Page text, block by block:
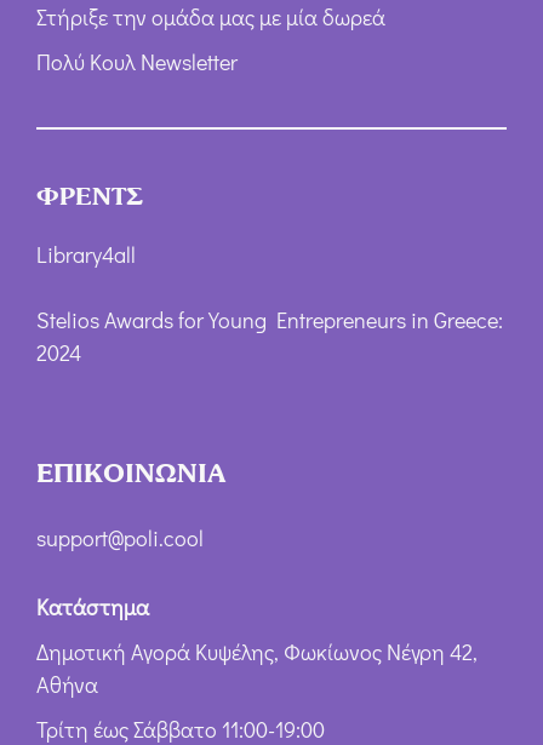
Στήριξε την ομάδα μας με μία δωρεά
Πολύ Κουλ Newsletter
ΦΡΕΝΤΣ
Library4all
Stelios Awards for Young Entrepreneurs in Greece:
2024
ΕΠΙΚΟΙΝΩΝΙΑ
support@poli.cool
Κατάστημα
Δημοτική Αγορά Κυψέλης, Φωκίωνος Νέγρη 42,
Αθήνα
Τρίτη έως Σάββατο 11:00-19:00